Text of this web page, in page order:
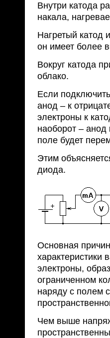
Внутри катода
накала,
Нагретый катод
он имеет более
Вокруг катода
облако.
Если
анод – к
электроны к
наоборот – анод
поле будет
Этим
диода.
Основная
характеристики
электроны,
ограниченном
наряду с полем
Чем выше